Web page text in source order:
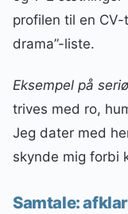
profilen til en
drama”-liste.
Eksempel på
trives med ro,
Jeg dater med
skynde mig forbi
Samtale: